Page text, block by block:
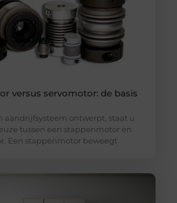
versus servomotor: de basis
aandrijfsysteem ontwerpt, staat u
tussen een stappenmotor en
Een stappenmotor beweegt